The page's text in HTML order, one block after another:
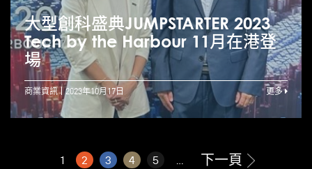
大型創科盛典JUMPSTARTER 2023
Tech by the Harbour 11月在港登
場
商業資訊 2023年10月17日 更多
1 2 3 4 5 ... 下一頁